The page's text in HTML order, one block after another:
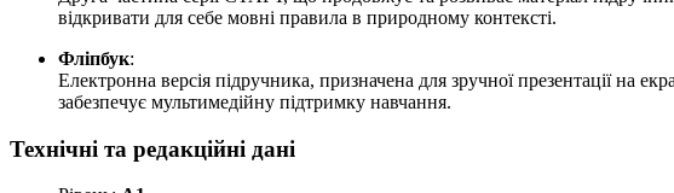
відкривати для себе мовні правила в природному контексті.
Фліпбук:
Електронна версія підручника, призначена для зручної презентації на
забезпечує мультимедійну підтримку навчання.
Технічні та редакційні дані